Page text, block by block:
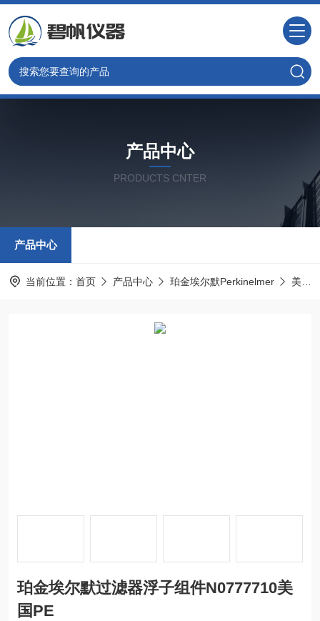
产品中心
PRODUCTS CNTER
产品中心
当前位置： 首页 产品中心 珀金埃尔默Perkinelmer 美国PE光谱耗材
珀金埃尔默过滤器浮子组件N0777710美
国PE